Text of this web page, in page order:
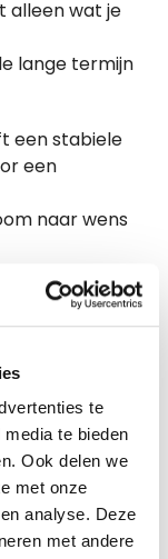
te
te bieden
Ook delen we
met onze
analyse. Deze
met andere
alleen wat je
lange termijn
een stabiele
een
naar wens
in
spuitbussen
of